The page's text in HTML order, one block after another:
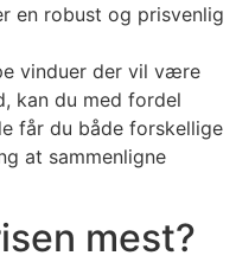
en robust og prisvenlig
vinduer der vil være
kan du med fordel
får du både forskellige
at sammenligne
mest?